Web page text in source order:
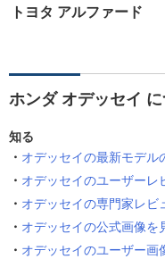
トヨタ アルファード
ホンダ オデッセイ
知る
オデッセイの最新モデル
オデッセイのユーザーレ
オデッセイの専門家レビ
オデッセイの公式画像を
オデッセイのユーザー画